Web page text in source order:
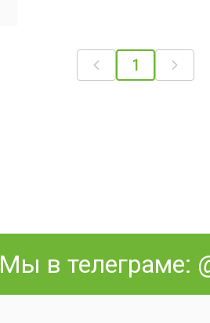
1
Мы в телеграме: